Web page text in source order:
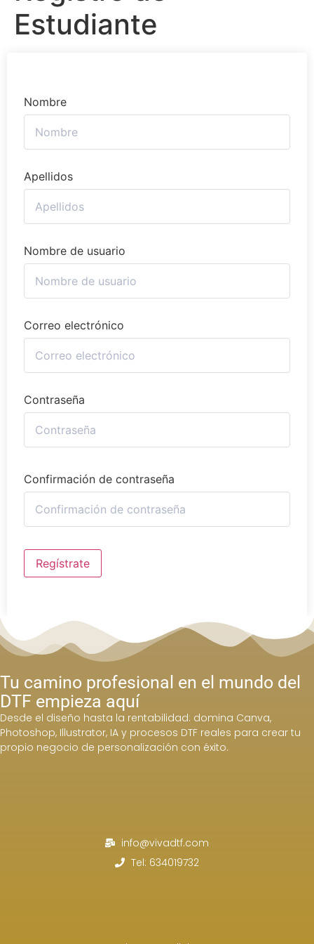
Estudiante
Nombre
Apellidos
Nombre de usuario
Correo electrónico
Contraseña
Confirmación de contraseña
Regístrate
Tu camino profesional en el mundo del
DTF empieza aquí
Desde el diseño hasta la rentabilidad: domina Canva,
Photoshop, Illustrator, IA y procesos DTF reales para crear tu
propio negocio de personalización con éxito.
info@vivadtf.com
Tel: 634019732